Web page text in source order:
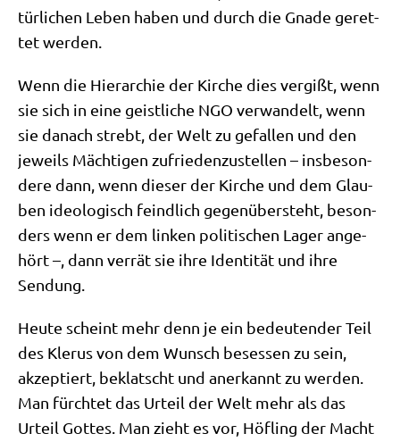
tür­li­chen Leben haben und durch die Gna­de geret­
tet werden.
Wenn die Hier­ar­chie der Kir­che dies ver­gißt, wenn
sie sich in eine geist­li­che NGO ver­wan­delt, wenn
sie danach strebt, der Welt zu gefal­len und den
jeweils Mäch­ti­gen zufrie­den­zu­stel­len – ins­be­son­
de­re dann, wenn die­ser der Kir­che und dem Glau­
ben ideo­lo­gisch feind­lich gegen­über­steht, beson­
ders wenn er dem lin­ken poli­ti­schen Lager ange­
hört –, dann ver­rät sie ihre Iden­ti­tät und ihre
Sendung.
Heu­te scheint mehr denn je ein bedeu­ten­der Teil
des Kle­rus von dem Wunsch beses­sen zu sein,
akzep­tiert, beklatscht und aner­kannt zu wer­den.
Man fürch­tet das Urteil der Welt mehr als das
Urteil Got­tes. Man zieht es vor, Höf­ling der Macht